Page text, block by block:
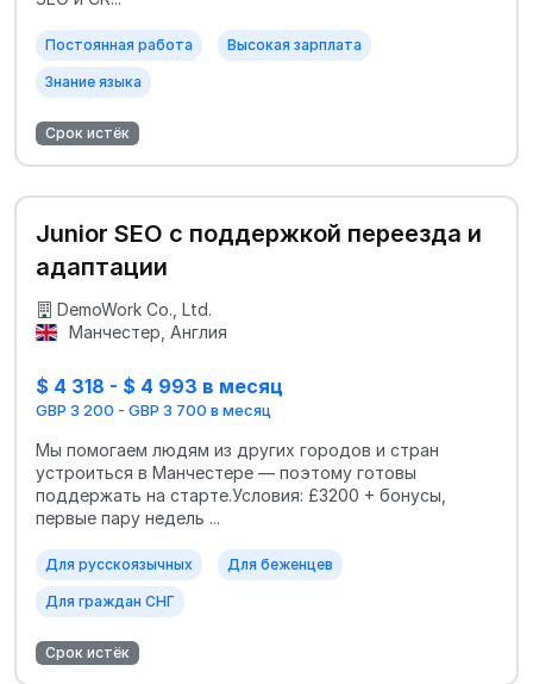
Постоянная работа Высокая зарплата
Знание языка
Срок истёк
Junior SEO с поддержкой переезда и
адаптации
DemoWork Co., Ltd.
Манчестер, Англия
$ 4 318 - $ 4 993 в месяц
GBP 3 200 - GBP 3 700 в месяц
Мы помогаем людям из других городов и стран
устроиться в Манчестере — поэтому готовы
поддержать на старте.Условия: £3200 + бонусы,
первые пару недель ...
Для русскоязычных Для беженцев
Для граждан СНГ
Срок истёк